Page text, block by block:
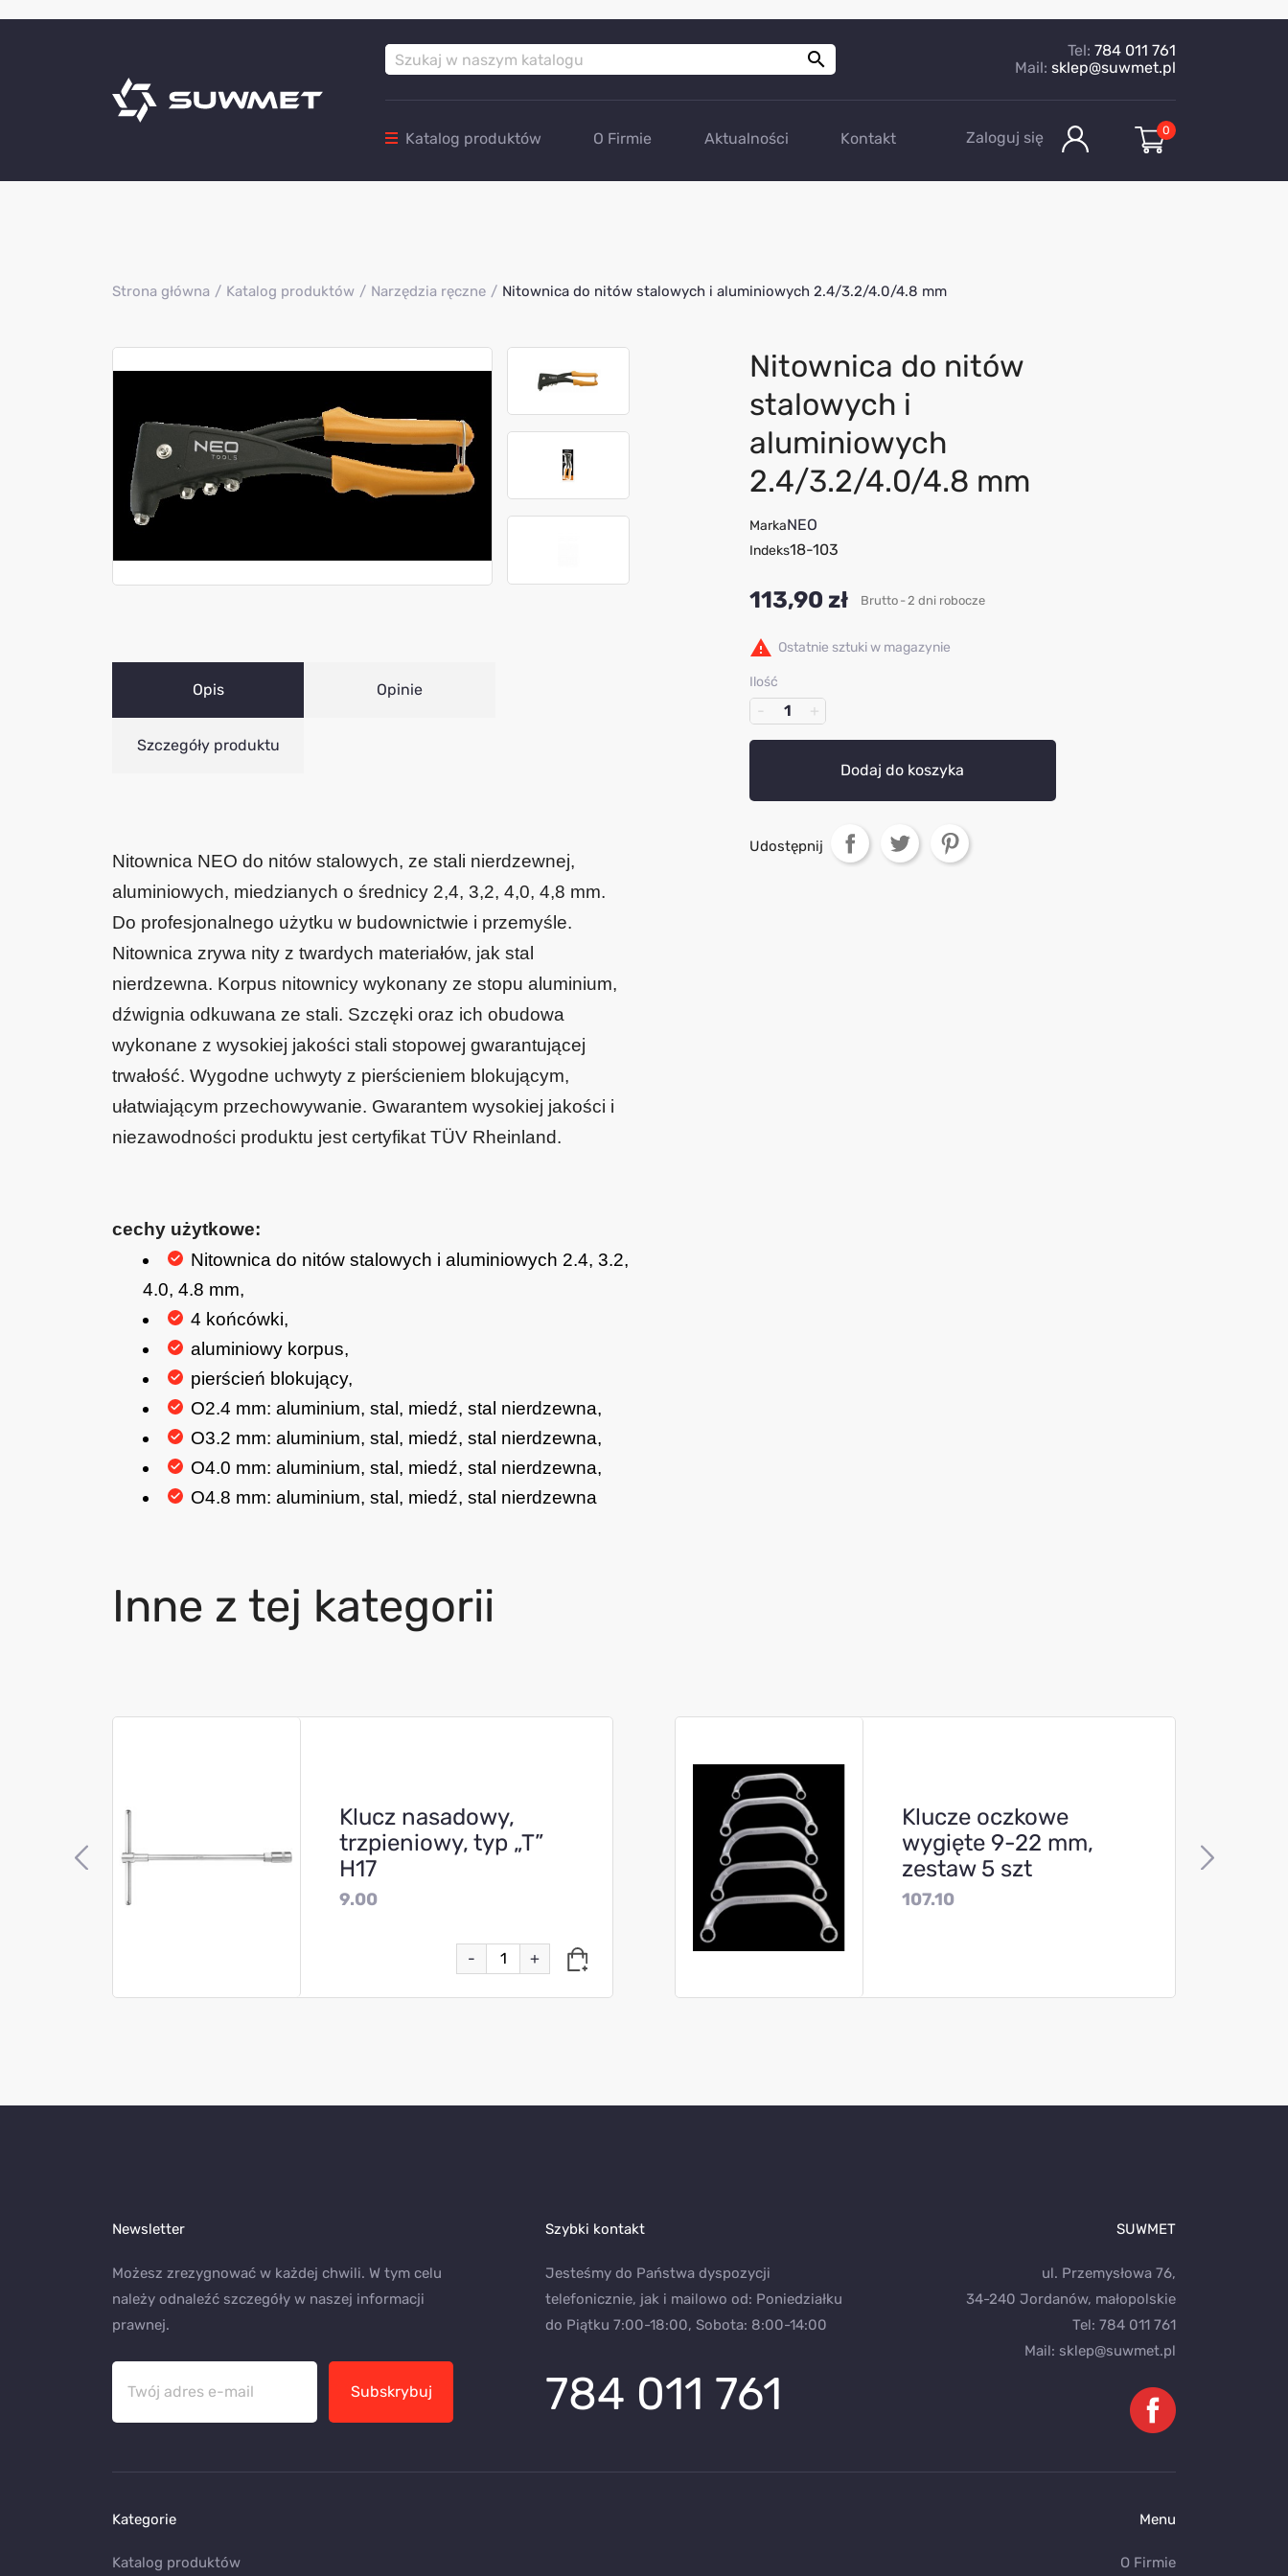
 Tel: 784 011 761
Mail: sklep@suwmet.pl
Katalog produktów O Firmie Aktualności Kontakt Zaloguj się 0
Strona główna Katalog produktów Narzędzia ręczne Nitownica do nitów stalowych i aluminiowych 2.4/3.2/4.0/4.8 mm
Opis Opinie
Szczegóły produktu
Nitownica NEO do nitów stalowych, ze stali nierdzewnej,
aluminiowych, miedzianych o średnicy 2,4, 3,2, 4,0, 4,8 mm.
Do profesjonalnego użytku w budownictwie i przemyśle.
Nitownica zrywa nity z twardych materiałów, jak stal
nierdzewna. Korpus nitownicy wykonany ze stopu aluminium,
dźwignia odkuwana ze stali. Szczęki oraz ich obudowa
wykonane z wysokiej jakości stali stopowej gwarantującej
trwałość. Wygodne uchwyty z pierścieniem blokującym,
ułatwiającym przechowywanie. Gwarantem wysokiej jakości i
niezawodności produktu jest certyfikat TÜV Rheinland.
cechy użytkowe:
Nitownica do nitów stalowych i aluminiowych 2.4, 3.2,
4.0, 4.8 mm,
4 końcówki,
aluminiowy korpus,
pierścień blokujący,
O2.4 mm: aluminium, stal, miedź, stal nierdzewna,
O3.2 mm: aluminium, stal, miedź, stal nierdzewna,
O4.0 mm: aluminium, stal, miedź, stal nierdzewna,
O4.8 mm: aluminium, stal, miedź, stal nierdzewna
Nitownica do nitów
stalowych i
aluminiowych
2.4/3.2/4.0/4.8 mm
MarkaNEO
Indeks18-103
113,90 zł Brutto 2 dni robocze
 Ostatnie sztuki w magazynie
Ilość
Dodaj do koszyka
Udostępnij
Inne z tej kategorii
Klucz nasadowy,
trzpieniowy, typ „T”
H17
9.00
- +
Klucze oczkowe
wygięte 9-22 mm,
zestaw 5 szt
107.10
Newsletter
Możesz zrezygnować w każdej chwili. W tym celu
należy odnaleźć szczegóły w naszej informacji
prawnej.
Subskrybuj
Szybki kontakt
Jesteśmy do Państwa dyspozycji
telefonicznie, jak i mailowo od: Poniedziałku
do Piątku 7:00-18:00, Sobota: 8:00-14:00
784 011 761
SUWMET
ul. Przemysłowa 76,
34-240 Jordanów, małopolskie
Tel: 784 011 761
Mail: sklep@suwmet.pl
Kategorie
Katalog produktów
Menu
O Firmie